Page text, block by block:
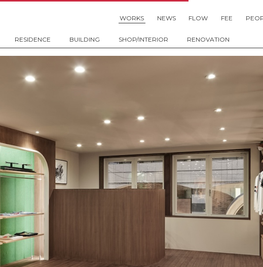
WORKS NEWS FLOW FEE
RESIDENCE BUILDING SHOP/INTERIOR RENOVATION